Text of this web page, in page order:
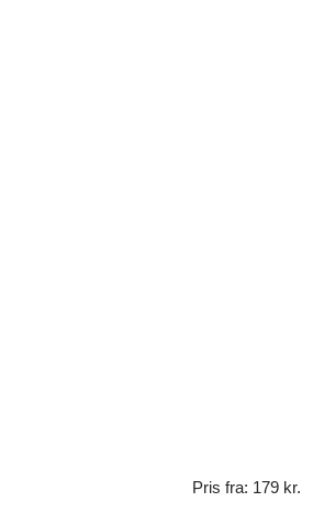
Pris fra: 179 kr.